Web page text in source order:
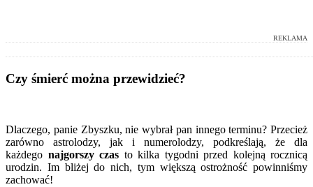
REKLAMA
Czy śmierć można przewidzieć?
Dlaczego, panie Zbyszku, nie wybrał pan innego terminu? Przecież
zarówno astrolodzy, jak i numerolodzy, podkreślają, że dla
każdego najgorszy czas to kilka tygodni przed kolejną rocznicą
urodzin. Im bliżej do nich, tym większą ostrożność powinniśmy
zachować!